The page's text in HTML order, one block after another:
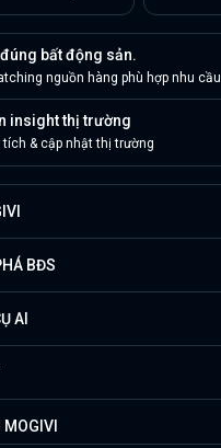
bất động sản.
nguồn hàng phù hợp nhu cầu
insight thị trường
tích & cập nhật thị trường
BĐS
AI
MOGIVI